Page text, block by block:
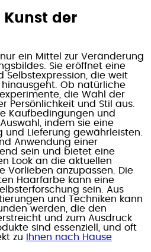
Kunst der
ein Mittel zur Veränderung
Sie eröffnet eine
Selbstexpression, die weit
Ob natürliche
die Wahl der
Persönlichkeit und Stil aus.
Kaufbedingungen und
indem sie eine
und Lieferung gewährleisten.
Anwendung einer
sein und bietet eine
Look an die aktuellen
Vorlieben anzupassen. Die
Haarfarbe kann eine
sein. Aus
und Techniken kann
werden, die den
und zum Ausdruck
sind essenziell, und oft
zu
Ihnen nach Hause